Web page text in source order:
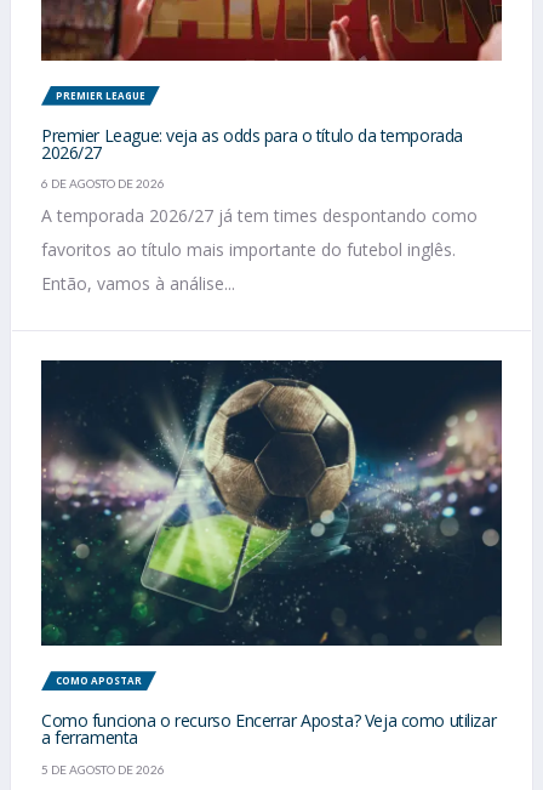
PREMIER LEAGUE
Premier League: veja as odds para o título da temporada
2026/27
6 DE AGOSTO DE 2026
A temporada 2026/27 já tem times despontando como
favoritos ao título mais importante do futebol inglês.
Então, vamos à análise...
COMO APOSTAR
Como funciona o recurso Encerrar Aposta? Veja como utilizar
a ferramenta
5 DE AGOSTO DE 2026